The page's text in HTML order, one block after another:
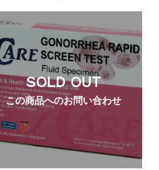
SOLD OUT
この商品へのお問い合わせ